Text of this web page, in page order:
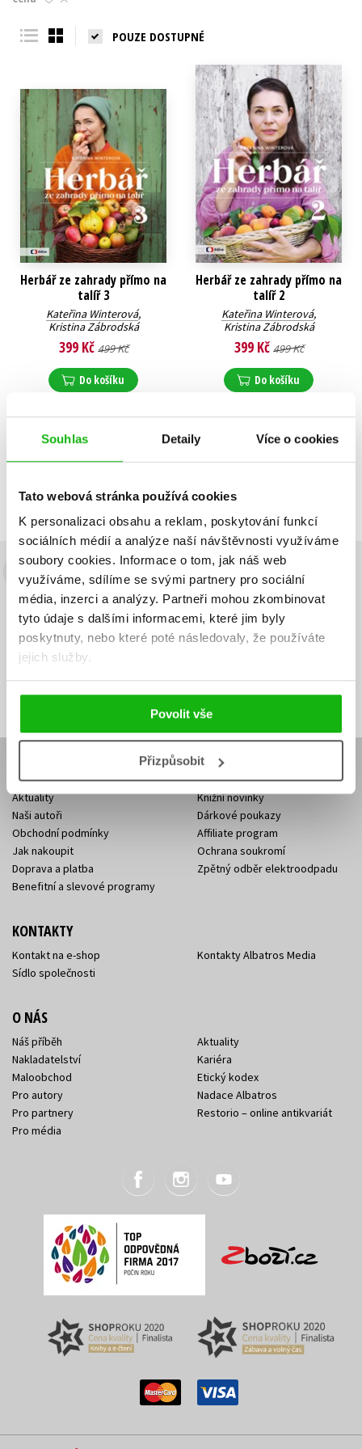
Souhlas Detaily Více o cookies
Tato webová stránka používá cookies
K personalizaci obsahu a reklam, poskytování funkcí
sociálních médií a analýze naší návštěvnosti využíváme
soubory cookies. Informace o tom, jak náš web
využíváme, sdílíme se svými partnery pro sociální
média, inzerci a analýzy. Partneři mohou zkombinovat
tyto údaje s dalšími informacemi, které jim byly
poskytnuty, nebo které poté následovaly, že používáte
jejich služby.
Povolit vše
Přizpůsobit
Young adult (SK)
POUZE DOSTUPNÉ
Herbář ze zahrady přímo na
talíř 3
Kateřina Winterová,
Kristina Zábrodská
399 Kč 499 Kč
Do košíku
Herbář ze zahrady přímo na
talíř 2
Kateřina Winterová,
Kristina Zábrodská
399 Kč 499 Kč
Do košíku
Zobrazuji 1 až 2 z celkem 2 záznamů
Předchozí 1 Další
Budete to vědět jako první!
Zajímá Vás, jaký knižní hit právě vychází, na jaké zboží je výhodná
sleva, jaká běží soutěž o ceny? Přihlášením k odběru našich e-
mailových novineksouhlasíte se zpracováním osobních údajů.
mailová
adresa
mailová
adresa
Vaše e-mailová adresa Přihlásit se
Aktuality
Naši autoři
Obchodní podmínky
Jak nakoupit
Doprava a platba
Benefitní a slevové programy
Knižní novinky
Dárkové poukazy
Affiliate program
Ochrana soukromí
Zpětný odběr elektroodpadu
KONTAKTY
Kontakt na e-shop
Sídlo společnosti
Kontakty Albatros Media
O NÁS
Náš příběh
Nakladatelství
Maloobchod
Pro autory
Pro partnery
Pro média
Aktuality
Kariéra
Etický kodex
Nadace Albatros
Restorio – online antikvariát